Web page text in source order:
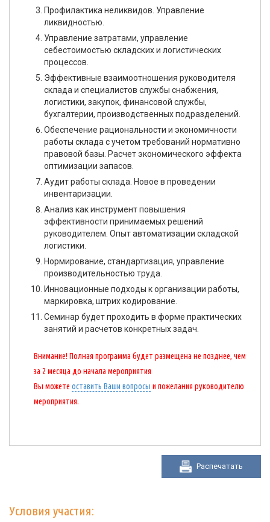
Профилактика неликвидов. Управление
ликвидностью.
Управление затратами, управление
себестоимостью складских и логистических
процессов.
Эффективные взаимоотношения руководителя
склада и специалистов службы снабжения,
логистики, закупок, финансовой службы,
бухгалтерии, производственных подразделений.
Обеспечение рациональности и экономичности
работы склада с учетом требований нормативно
правовой базы. Расчет экономического эффекта
оптимизации запасов.
Аудит работы склада. Новое в проведении
инвентаризации.
Анализ как инструмент повышения
эффективности принимаемых решений
руководителем. Опыт автоматизации складской
логистики.
Нормирование, стандартизация, управление
производительностью труда.
Инновационные подходы к организации работы,
маркировка, штрих кодирование.
Семинар будет проходить в форме практических
занятий и расчетов конкретных задач.
Внимание! Полная программа будет размещена не позднее, чем
за 2 месяца до начала мероприятия
Вы можете оставить Ваши вопросы и пожелания руководителю
мероприятия.
Распечатать
Условия участия: